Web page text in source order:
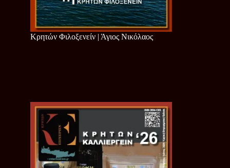
Κρητών Φιλοξενείν | Άγιος Νικόλαος